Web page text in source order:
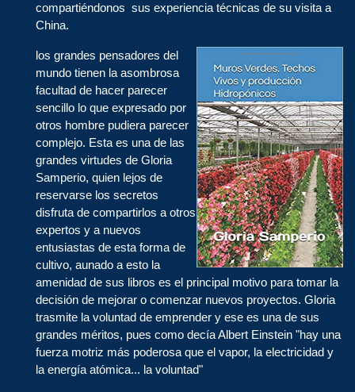
compartiéndonos sus experiencia técnicas de su visita a
China.
los grandes pensadores del
mundo tienen la asombrosa
facultad de hacer parecer
sencillo lo que expresado por
otros hombre pudiera parecer
complejo. Esta es una de las
grandes virtudes de Gloria
Samperio, quien lejos de
reservarse los secretos
disfruta de compartirlos a otros
expertos y a nuevos
entusiastas de esta forma de
cultivo, aunado a esto la
amenidad de sus libros es el principal motivo para tomar la
decisión de mejorar o comenzar nuevos proyectos. Gloria
trasmite la voluntad de emprender y ese es una de sus
grandes méritos, pues como decía Albert Einstein "hay una
fuerza motriz más poderosa que el vapor, la electricidad y
la energía atómica... la voluntad"